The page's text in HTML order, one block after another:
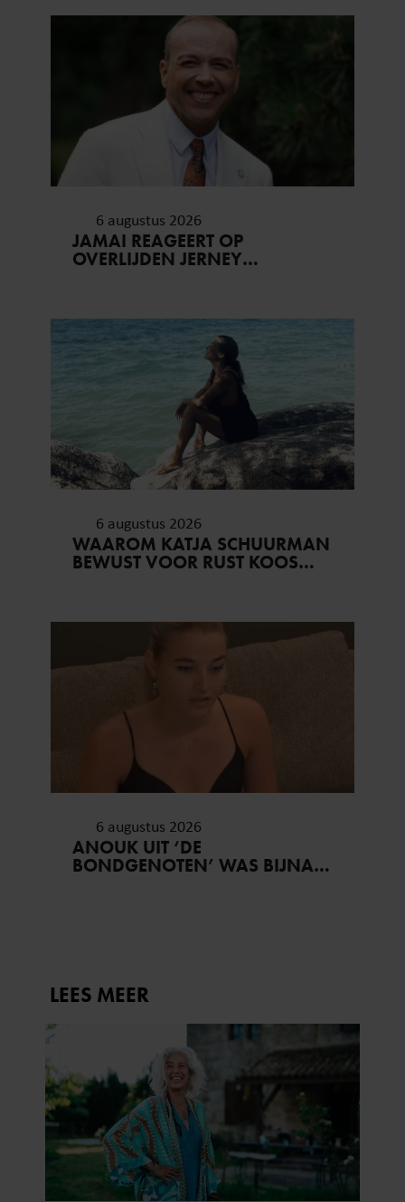
6 augustus 2026
JAMAI REAGEERT OP
OVERLIJDEN JERNEY
VERGETEN’
6 augustus 2026
WAAROM KATJA SCHUURMAN
BEWUST VOOR RUST KOOS…
6 augustus 2026
ANOUK UIT ‘DE
BONDGENOTEN’ WAS BIJNA